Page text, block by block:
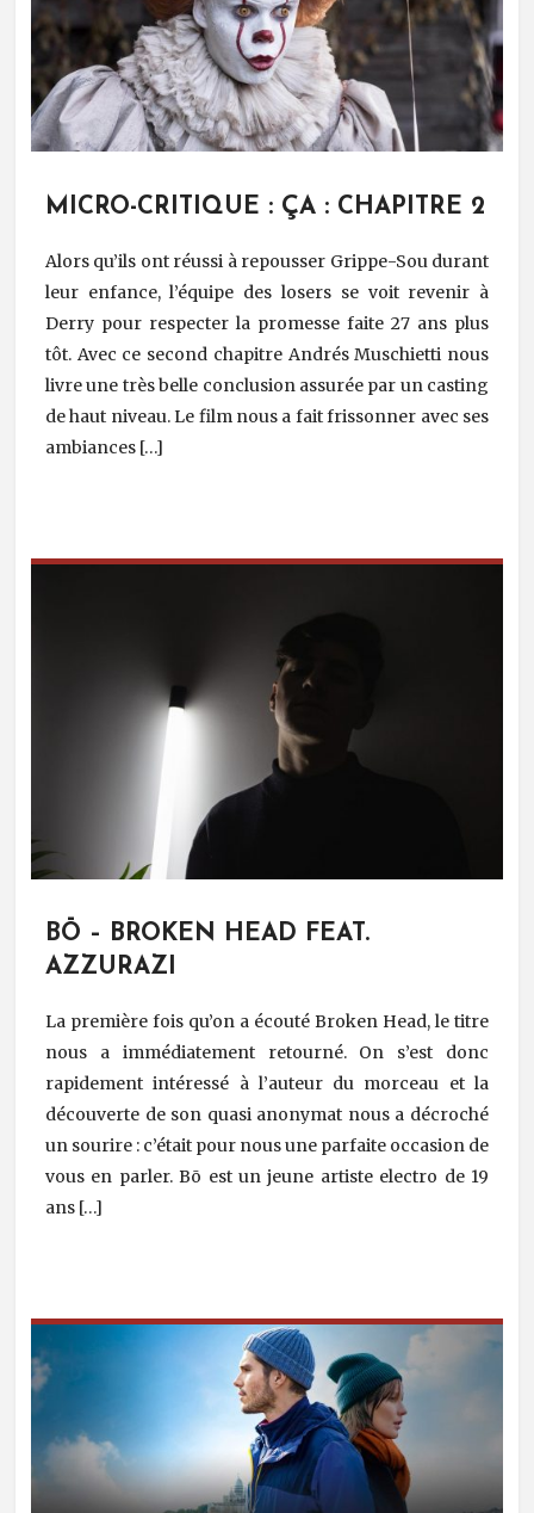
MICRO-CRITIQUE : ÇA : CHAPITRE 2
Alors qu’ils ont réussi à repousser Grippe-Sou durant
leur enfance, l’équipe des losers se voit revenir à
Derry pour respecter la promesse faite 27 ans plus
tôt. Avec ce second chapitre Andrés Muschietti nous
livre une très belle conclusion assurée par un casting
de haut niveau. Le film nous a fait frissonner avec ses
ambiances […]
BŌ – BROKEN HEAD FEAT.
AZZURAZI
La première fois qu’on a écouté Broken Head, le titre
nous a immédiatement retourné. On s’est donc
rapidement intéressé à l’auteur du morceau et la
découverte de son quasi anonymat nous a décroché
un sourire : c’était pour nous une parfaite occasion de
vous en parler. Bō est un jeune artiste electro de 19
ans […]